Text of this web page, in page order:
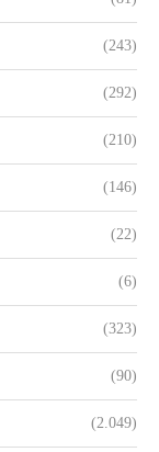
(243)
(292)
(210)
(146)
(22)
(6)
(323)
(90)
(2.049)